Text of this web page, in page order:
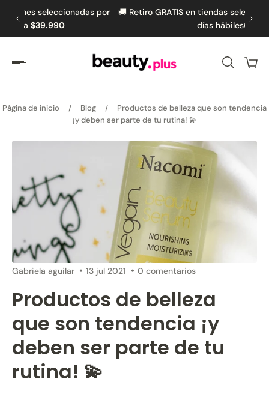
al contenido
por
🚚 Retiro GRATIS en tiendas seleccionadas en hasta 5
Página de inicio / Blog /
Productos de belleza que son tendencia
¡y deben ser parte de tu rutina! 💫
Gabriela aguilar 13 jul 2021 0 comentarios
Productos de belleza
que son tendencia ¡y
deben ser parte de tu
rutina! 💫